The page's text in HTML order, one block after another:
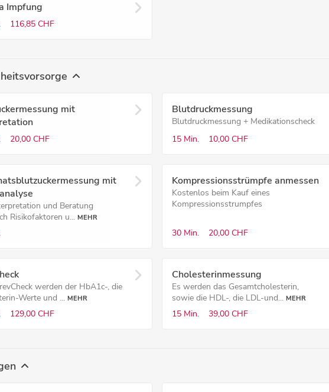
Impfung
116,85 CHF
mit
20,00 CHF
Blutdruckmessung
Blutdruckmessung + Medikationscheck
15 Min.
10,00 CHF
mit
und Beratung
Risikofaktoren u... MEHR
Kompressions­strümpfe anmessen
Kostenlos beim Kauf eines
Kompressionsstrumpfes
30 Min. 20,00 CHF
werden der HbA1c-, die
Werte und ... MEHR
129,00 CHF
Cholesterinmessung
Es werden das Gesamtcholesterin,
sowie die HDL-, die LDL-und... MEHR
15 Min. 39,00 CHF